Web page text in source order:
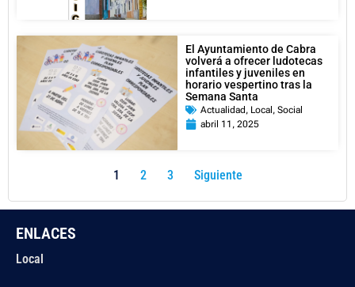
El Ayuntamiento de Cabra
volverá a ofrecer ludotecas
infantiles y juveniles en
horario vespertino tras la
Semana Santa
Actualidad , Local , Social
abril 11, 2025
1 2 3 Siguiente
ENLACES
Local